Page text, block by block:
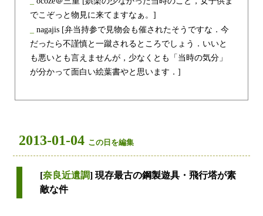
でこぞっと物見に来てますなぁ。]
nagajis [弁当持参で見物会も催されたそうですな．今
だったら不謹慎と一蹴されるところでしょう．いいと
も悪いとも言えませんが，少なくとも「当時の気分」
が分かって面白い絵葉書やと思います．]
2013-01-04 この日を編集
[奈良近遺調] 現存最古の鋼製遊具・飛行塔が素
敵な件